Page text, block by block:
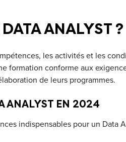
ANALYST ?
les activités et les
formation conforme aux
de leurs programmes.
ANALYST EN 2024
indispensables pour un Data